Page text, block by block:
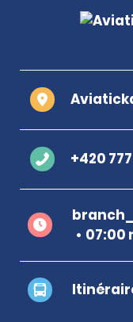
+420
07:00